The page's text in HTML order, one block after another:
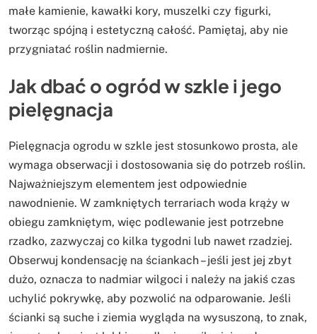
małe kamienie, kawałki kory, muszelki czy figurki,
tworząc spójną i estetyczną całość. Pamiętaj, aby nie
przygniatać roślin nadmiernie.
Jak dbać o ogród w szkle i jego
pielęgnacja
Pielęgnacja ogrodu w szkle jest stosunkowo prosta, ale
wymaga obserwacji i dostosowania się do potrzeb roślin.
Najważniejszym elementem jest odpowiednie
nawodnienie. W zamkniętych terrariach woda krąży w
obiegu zamkniętym, więc podlewanie jest potrzebne
rzadko, zazwyczaj co kilka tygodni lub nawet rzadziej.
Obserwuj kondensację na ściankach – jeśli jest jej zbyt
dużo, oznacza to nadmiar wilgoci i należy na jakiś czas
uchylić pokrywkę, aby pozwolić na odparowanie. Jeśli
ścianki są suche i ziemia wygląda na wysuszoną, to znak,